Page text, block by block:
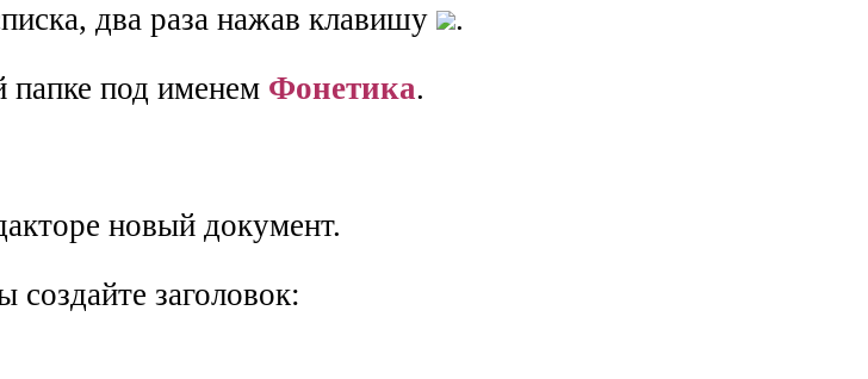
два раза нажав клавишу
.
папке под именем Фонетика.
новый документ.
создайте заголовок: